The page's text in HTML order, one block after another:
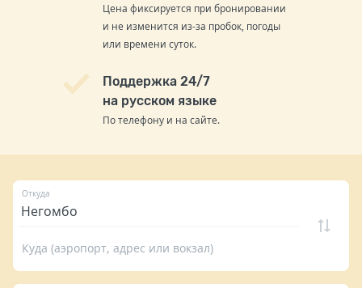
Цена фиксируется при бронировании
и не изменится из-за пробок, погоды
или времени суток.
Поддержка 24/7
на русском языке
По телефону и на сайте.
Откуда
Куда (аэропорт, адрес или вокзал)